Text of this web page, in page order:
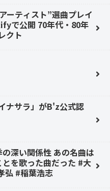
ーティスト”選曲プレイ
で公開 70年代・80年
クト
ナサラ」がB'z公式認
深い関係性 あの名曲は
を歌った曲だった #大
弘 #稲葉浩志